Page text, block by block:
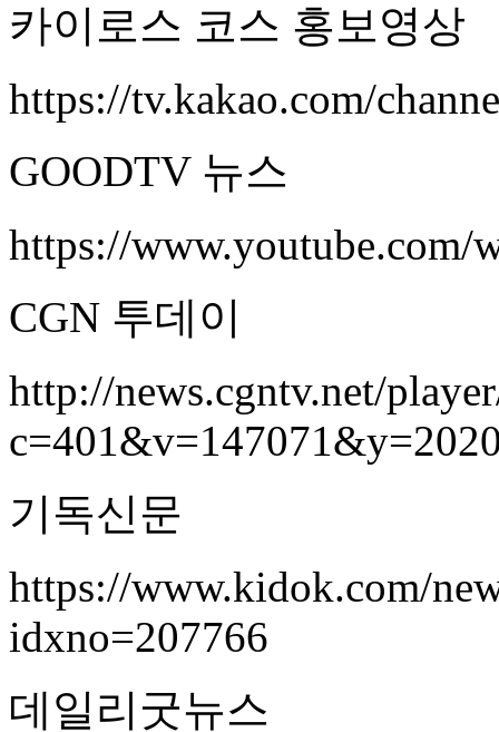
카이로스 코스 홍보영상
https://tv.kakao.com/
GOODTV 뉴스
https://www.youtube.com/
CGN 투데이
http://news.cgntv.net/
기독신문
https://www.kidok.com/
idxno=207766
데일리굿뉴스